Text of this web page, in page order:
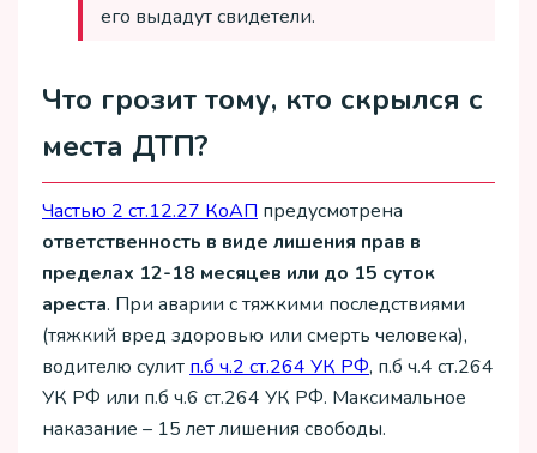
его выдадут свидетели.
Что грозит тому, кто скрылся с
места ДТП?
Частью 2 ст.12.27 КоАП предусмотрена
ответственность в виде лишения прав в
пределах 12-18 месяцев или до 15 суток
ареста. При аварии с тяжкими последствиями
(тяжкий вред здоровью или смерть человека),
водителю сулит п.б ч.2 ст.264 УК РФ, п.б ч.4 ст.264
УК РФ или п.б ч.6 ст.264 УК РФ. Максимальное
наказание – 15 лет лишения свободы.